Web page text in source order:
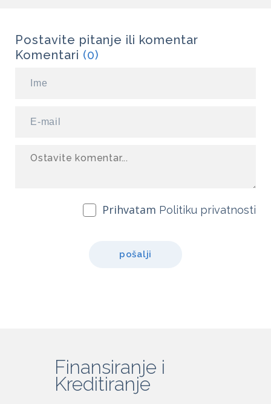
Postavite pitanje ili komentar
Komentari (0)
Prihvatam Politiku privatnosti
pošalji
Finansiranje i
Kreditiranje